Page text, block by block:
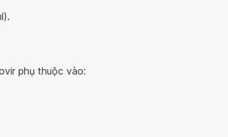
phụ thuộc vào: